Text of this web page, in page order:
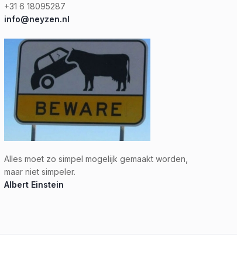
+31 6 18095287
info@neyzen.nl
Alles moet zo simpel mogelijk gemaakt worden,
maar niet simpeler.
Albert Einstein